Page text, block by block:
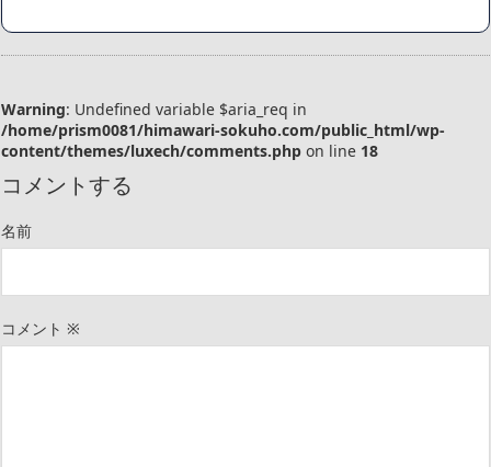
Warning: Undefined variable $aria_req in
/home/prism0081/himawari-sokuho.com/public_html/wp-
content/themes/luxech/comments.php on line 18
コメントする
名前
コメント ※